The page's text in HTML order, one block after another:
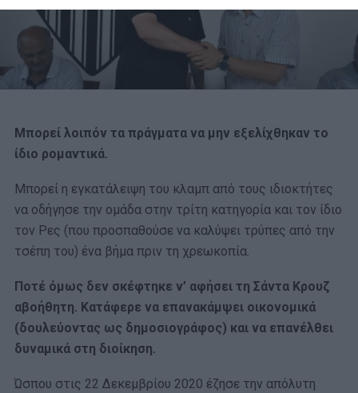
Μπορεί λοιπόν τα πράγματα να μην εξελίχθηκαν το
ίδιο ρομαντικά.
Μπορεί η εγκατάλειψη του κλαμπ από τους ιδιοκτήτες
να οδήγησε την ομάδα στην τρίτη κατηγορία και τον ίδιο
τον Ρες (που προσπαθούσε να καλύψει τρύπες από την
τσέπη του) ένα βήμα πριν τη χρεωκοπία.
Ποτέ όμως δεν σκέφτηκε ν’ αφήσει τη Σάντα Κρουζ
αβοήθητη. Κατάφερε να επανακάμψει οικονομικά
(δουλεύοντας ως δημοσιογράφος) και να επανέλθει
δυναμικά στη διοίκηση.
Ώσπου στις 22 Δεκεμβρίου 2020 έζησε την απόλυτη